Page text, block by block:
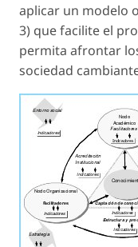
aplicar un modelo
3) que facilite el
permita afrontar
sociedad